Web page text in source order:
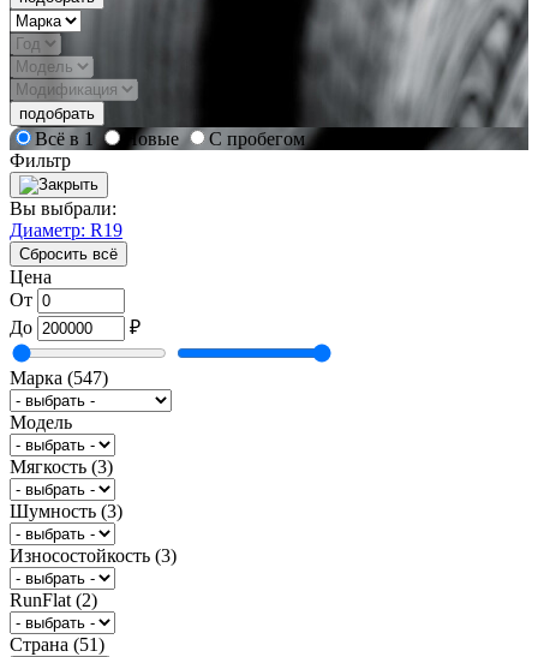
подобрать
Всё в 1 Новые
С пробегом
Фильтр
Вы выбрали:
Диаметр: R19
Сбросить всё
Цена
От
До
₽
Марка (547)
Модель
Мягкость (3)
Шумность (3)
Износостойкость (3)
RunFlat (2)
Страна (51)